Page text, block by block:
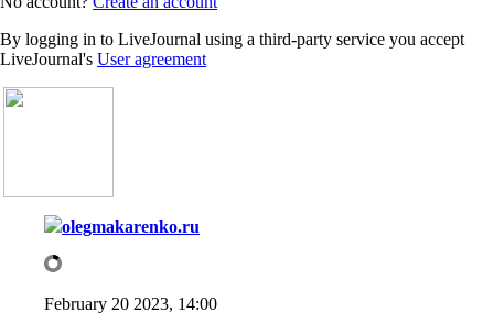
By logging in to LiveJournal using a third-party service you accept
LiveJournal's User agreement
olegmakarenko.ru
February 20 2023, 14:00